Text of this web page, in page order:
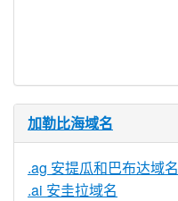
加勒比海域名
.ag 安提瓜和巴布达域名
.ai 安圭拉域名